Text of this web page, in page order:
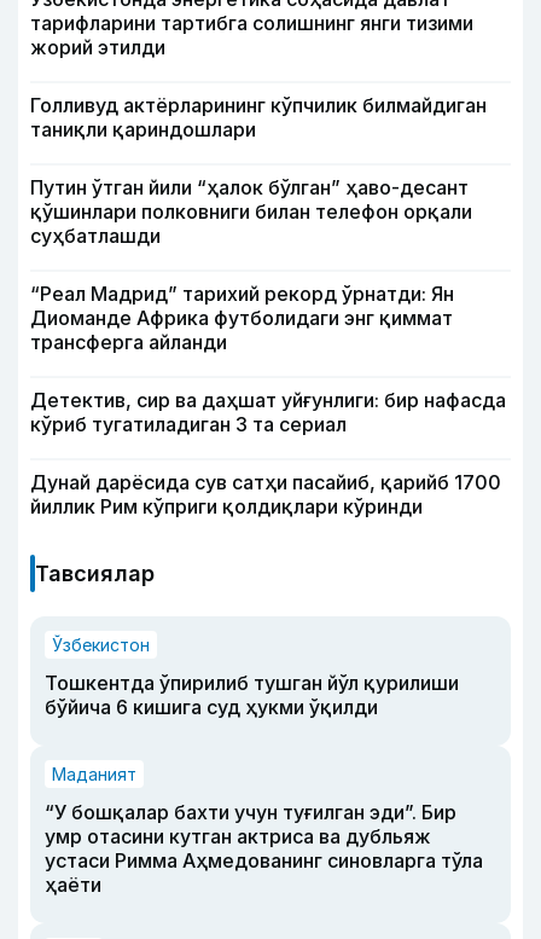
тарифларини тартибга солишнинг янги тизими
жорий этилди
Голливуд актёрларининг кўпчилик билмайдиган
таниқли қариндошлари
Путин ўтган йили “ҳалок бўлган” ҳаво-десант
қўшинлари полковниги билан телефон орқали
суҳбатлашди
“Реал Мадрид” тарихий рекорд ўрнатди: Ян
Диоманде Африка футболидаги энг қиммат
трансферга айланди
Детектив, сир ва даҳшат уйғунлиги: бир нафасда
кўриб тугатиладиган 3 та сериал
Дунай дарёсида сув сатҳи пасайиб, қарийб 1700
йиллик Рим кўприги қолдиқлари кўринди
Тавсиялар
Ўзбекистон
Тошкентда ўпирилиб тушган йўл қурилиши
бўйича 6 кишига суд ҳукми ўқилди
Маданият
“У бошқалар бахти учун туғилган эди”. Бир
умр отасини кутган актриса ва дубльяж
устаси Римма Аҳмедованинг синовларга тўла
ҳаёти